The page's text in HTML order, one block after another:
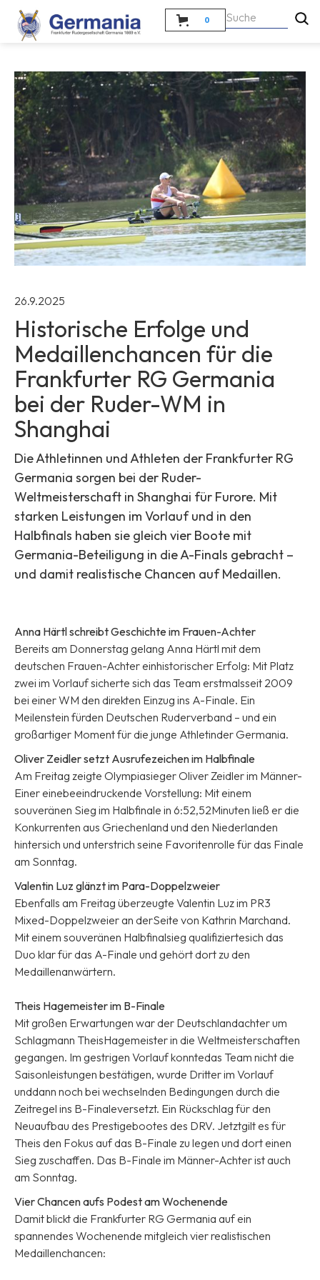
0
26.9.2025
Historische Erfolge und
Medaillenchancen für die
Frankfurter RG Germania
bei der Ruder-WM in
Shanghai
Die Athletinnen und Athleten der Frankfurter RG
Germania sorgen bei der Ruder-
Weltmeisterschaft in Shanghai für Furore. Mit
starken Leistungen im Vorlauf und in den
Halbfinals haben sie gleich vier Boote mit
Germania-Beteiligung in die A-Finals gebracht –
und damit realistische Chancen auf Medaillen.
Anna Härtl schreibt Geschichte im Frauen-Achter
Bereits am Donnerstag gelang Anna Härtl mit dem
deutschen Frauen-Achter einhistorischer Erfolg: Mit Platz
zwei im Vorlauf sicherte sich das Team erstmalsseit 2009
bei einer WM den direkten Einzug ins A-Finale. Ein
Meilenstein fürden Deutschen Ruderverband – und ein
großartiger Moment für die junge Athletinder Germania.
Oliver Zeidler setzt Ausrufezeichen im Halbfinale
Am Freitag zeigte Olympiasieger Oliver Zeidler im Männer-
Einer einebeeindruckende Vorstellung: Mit einem
souveränen Sieg im Halbfinale in 6:52,52Minuten ließ er die
Konkurrenten aus Griechenland und den Niederlanden
hintersich und unterstrich seine Favoritenrolle für das Finale
am Sonntag.
Valentin Luz glänzt im Para-Doppelzweier
Ebenfalls am Freitag überzeugte Valentin Luz im PR3
Mixed-Doppelzweier an derSeite von Kathrin Marchand.
Mit einem souveränen Halbfinalsieg qualifiziertesich das
Duo klar für das A-Finale und gehört dort zu den
Medaillenanwärtern.
Theis Hagemeister im B-Finale
Mit großen Erwartungen war der Deutschlandachter um
Schlagmann TheisHagemeister in die Weltmeisterschaften
gegangen. Im gestrigen Vorlauf konntedas Team nicht die
Saisonleistungen bestätigen, wurde Dritter im Vorlauf
unddann noch bei wechselnden Bedingungen durch die
Zeitregel ins B-Finaleversetzt. Ein Rückschlag für den
Neuaufbau des Prestigebootes des DRV. Jetztgilt es für
Theis den Fokus auf das B-Finale zu legen und dort einen
Sieg zuschaffen. Das B-Finale im Männer-Achter ist auch
am Sonntag.
Vier Chancen aufs Podest am Wochenende
Damit blickt die Frankfurter RG Germania auf ein
spannendes Wochenende mitgleich vier realistischen
Medaillenchancen: